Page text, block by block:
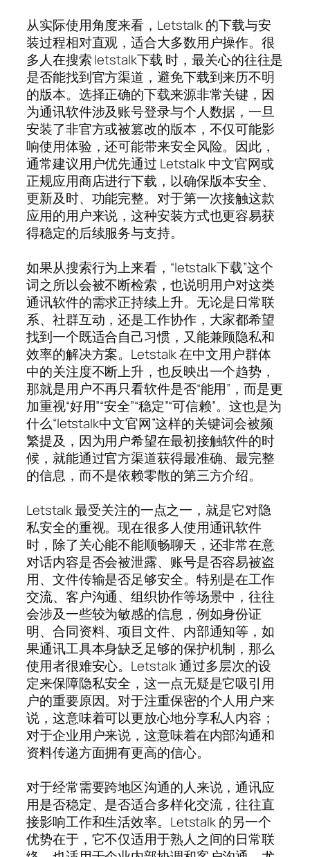
从实际使用角度来看，Letstalk 的下载与安
装过程相对直观，适合大多数用户操作。很
多人在搜索 letstalk下载 时，最关心的往往是
是否能找到官方渠道，避免下载到来历不明
的版本。选择正确的下载来源非常关键，因
为通讯软件涉及账号登录与个人数据，一旦
安装了非官方或被篡改的版本，不仅可能影
响使用体验，还可能带来安全风险。因此，
通常建议用户优先通过 Letstalk 中文官网或
正规应用商店进行下载，以确保版本安全、
更新及时、功能完整。对于第一次接触这款
应用的用户来说，这种安装方式也更容易获
得稳定的后续服务与支持。
如果从搜索行为上来看，“letstalk下载”这个
词之所以会被不断检索，也说明用户对这类
通讯软件的需求正持续上升。无论是日常联
系、社群互动，还是工作协作，大家都希望
找到一个既适合自己习惯，又能兼顾隐私和
效率的解决方案。Letstalk 在中文用户群体
中的关注度不断上升，也反映出一个趋势，
那就是用户不再只看软件是否“能用”，而是更
加重视“好用”“安全”“稳定”“可信赖”。这也是为
什么“letstalk中文官网”这样的关键词会被频
繁提及，因为用户希望在最初接触软件的时
候，就能通过官方渠道获得最准确、最完整
的信息，而不是依赖零散的第三方介绍。
Letstalk 最受关注的一点之一，就是它对隐
私安全的重视。现在很多人使用通讯软件
时，除了关心能不能顺畅聊天，还非常在意
对话内容是否会被泄露、账号是否容易被盗
用、文件传输是否足够安全。特别是在工作
交流、客户沟通、组织协作等场景中，往往
会涉及一些较为敏感的信息，例如身份证
明、合同资料、项目文件、内部通知等，如
果通讯工具本身缺乏足够的保护机制，那么
使用者很难安心。Letstalk 通过多层次的设
定来保障隐私安全，这一点无疑是它吸引用
户的重要原因。对于注重保密的个人用户来
说，这意味着可以更放心地分享私人内容；
对于企业用户来说，这意味着在内部沟通和
资料传递方面拥有更高的信心。
对于经常需要跨地区沟通的人来说，通讯应
用是否稳定、是否适合多样化交流，往往直
接影响工作和生活效率。Letstalk 的另一个
优势在于，它不仅适用于熟人之间的日常联